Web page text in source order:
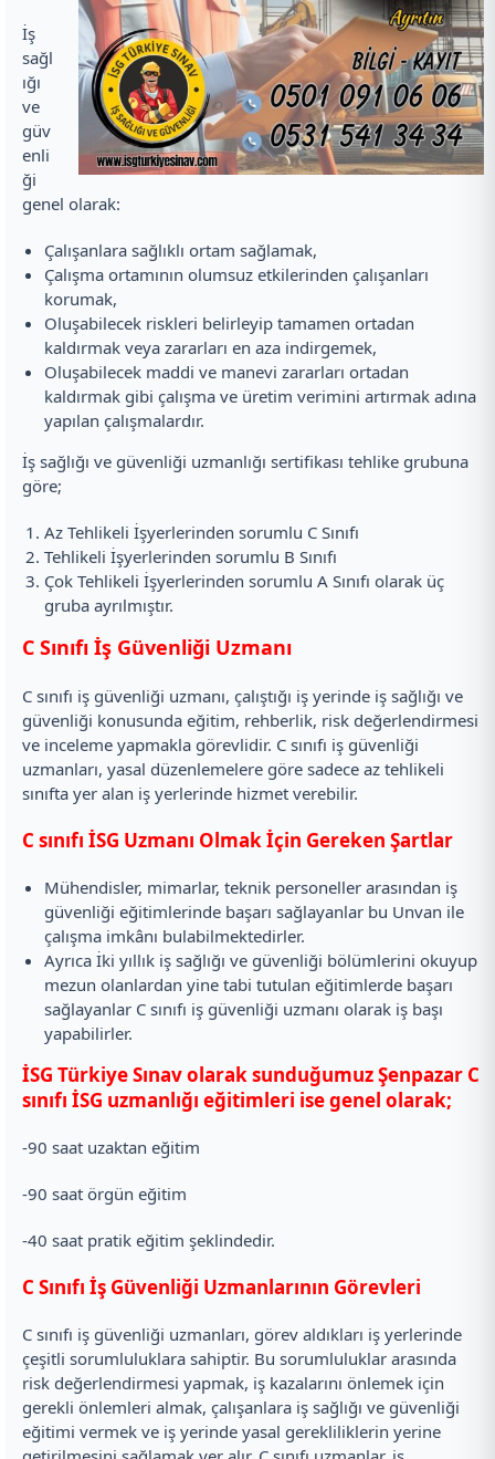
İş
sağl
ığı
ve
güv
enli
ği
genel olarak:
Çalışanlara sağlıklı ortam sağlamak,
Çalışma ortamının olumsuz etkilerinden çalışanları
korumak,
Oluşabilecek riskleri belirleyip tamamen ortadan
kaldırmak veya zararları en aza indirgemek,
Oluşabilecek maddi ve manevi zararları ortadan
kaldırmak gibi çalışma ve üretim verimini artırmak adına
yapılan çalışmalardır.
İş sağlığı ve güvenliği uzmanlığı sertifikası tehlike grubuna
göre;
Az Tehlikeli İşyerlerinden sorumlu C Sınıfı
Tehlikeli İşyerlerinden sorumlu B Sınıfı
Çok Tehlikeli İşyerlerinden sorumlu A Sınıfı olarak üç
gruba ayrılmıştır.
C Sınıfı İş Güvenliği Uzmanı
C sınıfı iş güvenliği uzmanı, çalıştığı iş yerinde iş sağlığı ve
güvenliği konusunda eğitim, rehberlik, risk değerlendirmesi
ve inceleme yapmakla görevlidir. C sınıfı iş güvenliği
uzmanları, yasal düzenlemelere göre sadece az tehlikeli
sınıfta yer alan iş yerlerinde hizmet verebilir.
C sınıfı İSG Uzmanı Olmak İçin Gereken Şartlar
Mühendisler, mimarlar, teknik personeller arasından iş
güvenliği eğitimlerinde başarı sağlayanlar bu Unvan ile
çalışma imkânı bulabilmektedirler.
Ayrıca İki yıllık iş sağlığı ve güvenliği bölümlerini okuyup
mezun olanlardan yine tabi tutulan eğitimlerde başarı
sağlayanlar C sınıfı iş güvenliği uzmanı olarak iş başı
yapabilirler.
İSG Türkiye Sınav olarak sunduğumuz Şenpazar C
sınıfı İSG uzmanlığı eğitimleri ise genel olarak;
-90 saat uzaktan eğitim
-90 saat örgün eğitim
-40 saat pratik eğitim şeklindedir.
C Sınıfı İş Güvenliği Uzmanlarının Görevleri
C sınıfı iş güvenliği uzmanları, görev aldıkları iş yerlerinde
çeşitli sorumluluklara sahiptir. Bu sorumluluklar arasında
risk değerlendirmesi yapmak, iş kazalarını önlemek için
gerekli önlemleri almak, çalışanlara iş sağlığı ve güvenliği
eğitimi vermek ve iş yerinde yasal gerekliliklerin yerine